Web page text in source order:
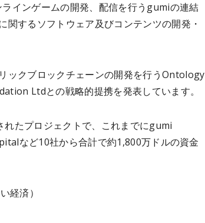
インゲームの開発、配信を行うgumiの連結
関するソフトウェア及びコンテンツの開発・
ックブロックチェーンの開発を行うOntology
Ltdとの戦略的提携を発表しています。
たプロジェクトで、これまでにgumi
など10社から合計で約1,800万ドルの資金
経済）